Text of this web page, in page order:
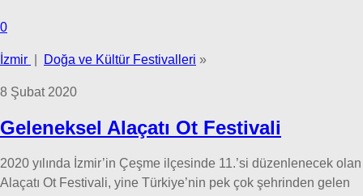
0
İzmir Doğa ve Kültür Festivalleri »
8 Şubat 2020
Geleneksel Alaçatı Ot Festivali
2020 yılında İzmir’in Çeşme ilçesinde 11.’si düzenlenecek olan
Alaçatı Ot Festivali, yine Türkiye’nin pek çok şehrinden gelen